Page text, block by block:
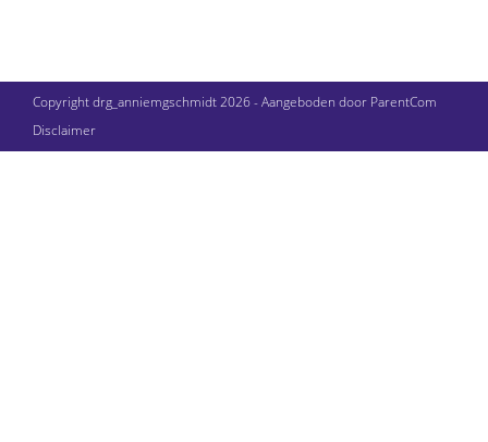
Copyright drg_anniemgschmidt 2026 - Aangeboden door ParentCom
Disclaimer